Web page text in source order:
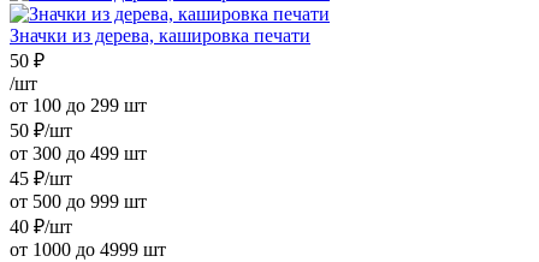
Значки из дерева, кашировка печати
50 ₽
/шт
от 100 до 299 шт
50 ₽/шт
от 300 до 499 шт
45 ₽/шт
от 500 до 999 шт
40 ₽/шт
от 1000 до 4999 шт